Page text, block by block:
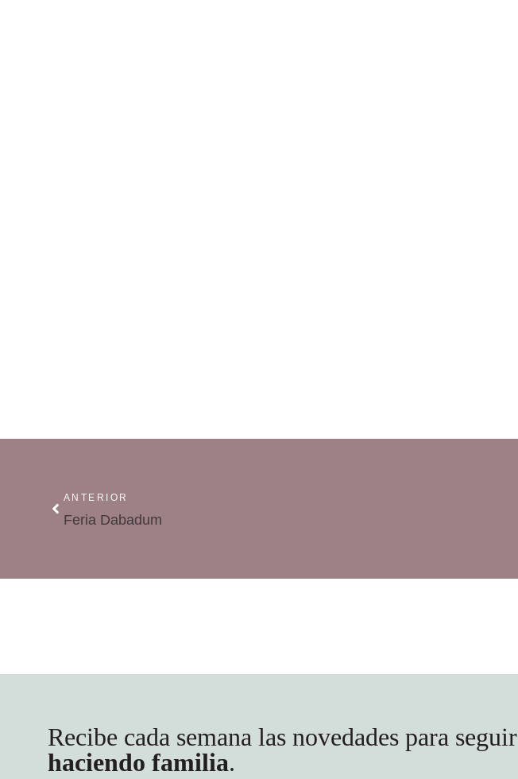
ANTERIOR
Feria Dabadum
Recibe cada semana las novedades para seguir
haciendo familia.